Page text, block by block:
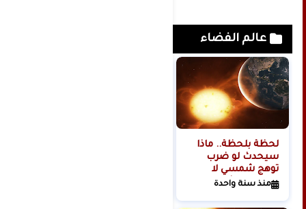
عالم الفضاء
لحظة بلحظة.. ماذا
سيحدث لو ضرب
توهج شمسي لا
تتحمله البشرية
منذ سنة واحدة